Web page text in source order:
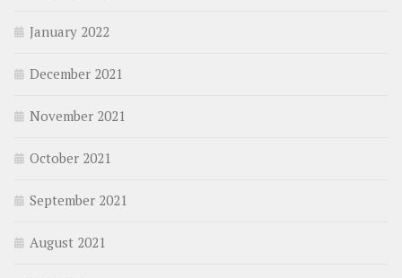
January 2022
December 2021
November 2021
October 2021
September 2021
August 2021